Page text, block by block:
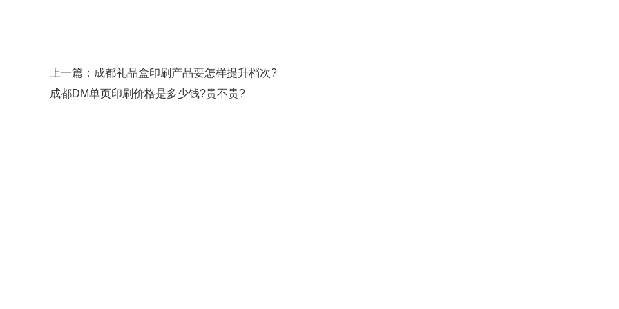
上一篇： 成都礼品盒印刷产品要怎样提升档次?
成都DM单页印刷价格是多少钱?贵不贵?